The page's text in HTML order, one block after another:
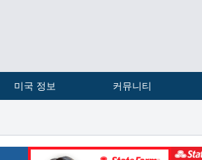
미국 정보 커뮤니티